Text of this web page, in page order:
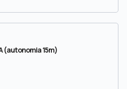
(autonomia 15m)